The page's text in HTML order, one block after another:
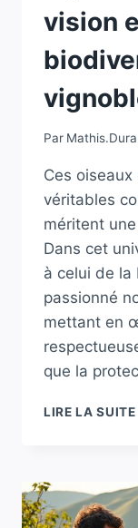
vision
Par
Ces
véritables
méritent
Dans cet
à celui de la
passionné
mettant en
que la
LIRE LA SUITE«